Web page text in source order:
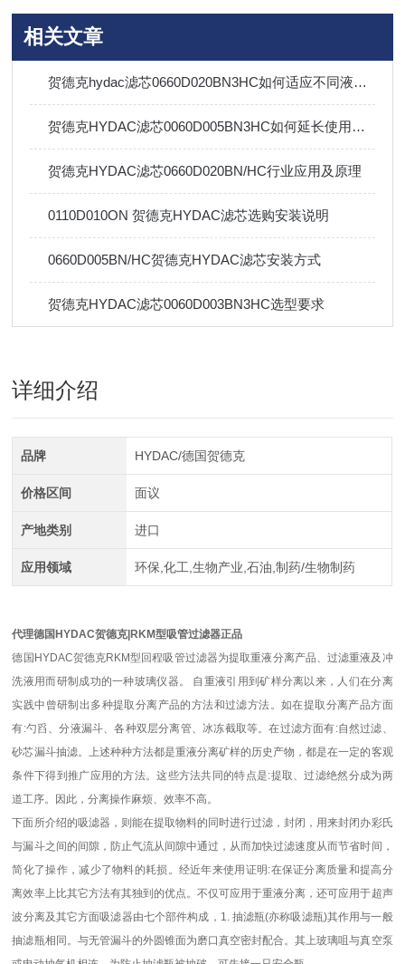
相关文章
贺德克hydac滤芯0660D020BN3HC如何适应不同液压油介质？
贺德克HYDAC滤芯0060D005BN3HC如何延长使用寿命？
贺德克HYDAC滤芯0660D020BN/HC行业应用及原理
0110D010ON 贺德克HYDAC滤芯选购安装说明
0660D005BN/HC贺德克HYDAC滤芯安装方式
贺德克HYDAC滤芯0060D003BN3HC选型要求
详细介绍
品牌 HYDAC/德国贺德克
价格区间 面议
产地类别 进口
应用领域 环保,化工,生物产业,石油,制药/生物制药
代理德国HYDAC贺德克|RKM型吸管过滤器正品
德国HYDAC贺德克RKM型回程吸管过滤器为提取重液分离产品、过滤重液及冲
洗液用而研制成功的一种玻璃仪器。 自重液引用到矿样分离以来，人们在分离
实践中曾研制出多种提取分离产品的方法和过滤方法。如在提取分离产品方面
有:勺舀、分液漏斗、各种双层分离管、冰冻截取等。在过滤方面有:自然过滤、
砂芯漏斗抽滤。上述种种方法都是重液分离矿样的历史产物，都是在一定的客观
条件下得到推广应用的方法。这些方法共同的特点是:提取、过滤绝然分成为两
道工序。因此，分离操作麻烦、效率不高。
下面所介绍的吸滤器，则能在提取物料的同时进行过滤，封闭，用来封闭办彩氏
与漏斗之间的间隙，防止气流从间隙中通过，从而加快过滤速度从而节省时间，
简化了操作，减少了物料的耗损。经近年来使用证明:在保证分离质量和提高分
离效率上比其它方法有其独到的优点。不仅可应用于重液分离，还可应用于超声
波分离及其它方面吸滤器由七个部件构成，1. 抽滤瓶(亦称吸滤瓶)其作用与一般
抽滤瓶相同。与无管漏斗的外圆锥面为磨口真空密封配合。其上玻璃咀与真空泵